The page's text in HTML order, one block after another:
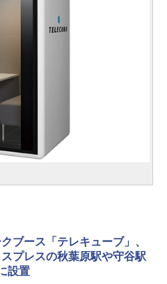
ブース「テレキューブ」、
プレスの秋葉原駅や守谷駅
設置